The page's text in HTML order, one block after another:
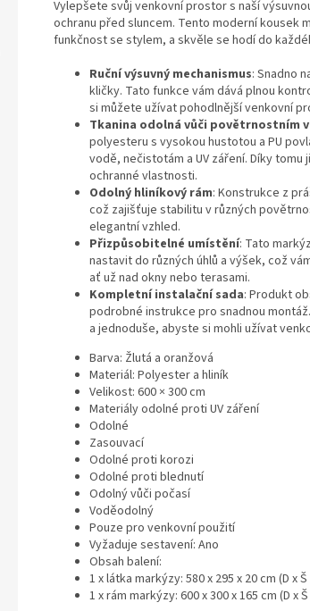
Vylepšete svůj venkovní prostor s naší
ochranu před sluncem. Tento moderní kousek
funkčnost se stylem, a skvěle se hodí do
Ruční výsuvný mechanismus: Snadno
kličky. Tato funkce vám dává plnou
si můžete užívat pohodlnější venkovní
Tkanina odolná vůči povětrnostním
polyesteru s vysokou hustotou a PU
vodě, nečistotám a UV záření. Díky
ochranné vlastnosti.
Odolný hliníkový rám: Konstrukce z
což zajišťuje stabilitu v různých
elegantní vzhled.
Přizpůsobitelné umístění: Tato
nastavit do různých úhlů a výšek, což
ať už nad okny nebo terasami.
Kompletní instalační sada: Produkt
podrobné instrukce pro snadnou
a jednoduše, abyste si mohli užívat
Barva: Žlutá a oranžová
Materiál: Polyester a hliník
Velikost: 600 × 300 cm
Materiály odolné proti UV záření
Odolné
Zasouvací
Odolné proti korozi
Odolné proti blednutí
Odolný vůči počasí
Voděodolný
Pouze pro venkovní použití
Vyžaduje sestavení: Ano
Obsah balení:
1 x látka markýzy: 580 x 295 x 20 cm (D x Š
1 x rám markýzy: 600 x 300 x 165 cm (D x Š